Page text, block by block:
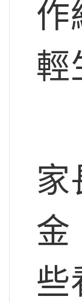
作
輕
家
金
些